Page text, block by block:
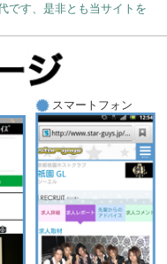
です、是非とも当サイトを
スマートフォン